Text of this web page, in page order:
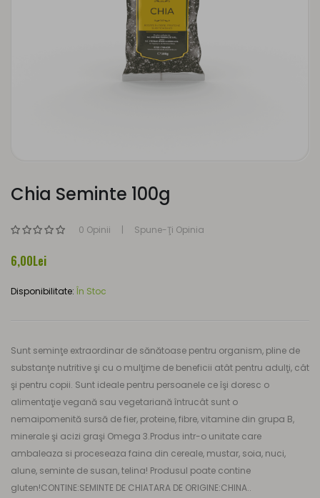
Chia Seminte 100g
0 Opinii Spune-Ţi Opinia
6,00Lei
Disponibilitate: În Stoc
Sunt seminţe extraordinar de sănătoase pentru organism, pline de
substanţe nutritive şi cu o mulţime de beneficii atât pentru adulţi, cât
şi pentru copii. Sunt ideale pentru persoanele ce îşi doresc o
alimentaţie vegană sau vegetariană întrucât sunt o
nemaipomenită sursă de fier, proteine, fibre, vitamine din grupa B,
minerale şi acizi graşi Omega 3.Produs intr-o unitate care
ambaleaza si proceseaza faina din cereale, mustar, soia, nuci,
alune, seminte de susan, telina! Produsul poate contine
gluten!CONTINE:SEMINTE DE CHIATARA DE ORIGINE:CHINA..